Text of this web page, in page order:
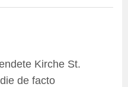
Kirche St.
de facto